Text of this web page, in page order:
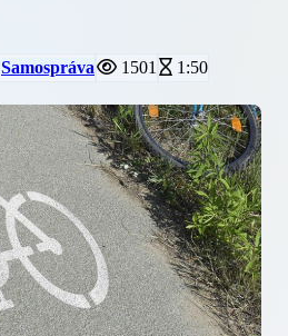
Samospráva 1501 1:50